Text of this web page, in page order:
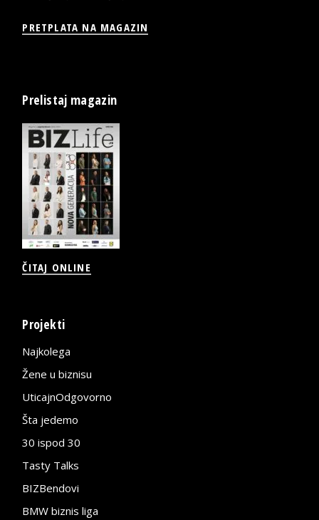
PRETPLATA NA MAGAZIN
Prelistaj magazin
ČITAJ ONLINE
Projekti
Najkolega
Žene u biznisu
UticajnOdgovorno
Šta jedemo
30 ispod 30
Tasty Talks
BIZBendovi
BMW biznis liga